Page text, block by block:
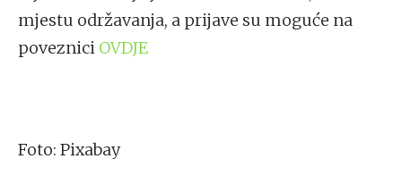
mjestu održavanja, a prijave su moguće na
poveznici OVDJE
Foto: Pixabay